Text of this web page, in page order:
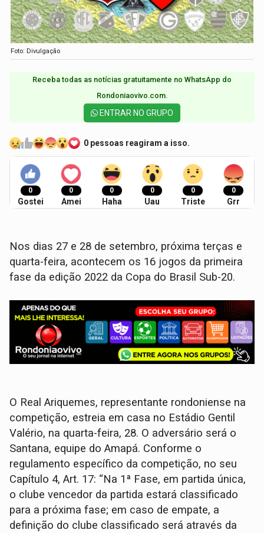
Foto: Divulgação
Receba todas as notícias gratuitamente no WhatsApp do
Rondoniaovivo.com.​
ENTRAR NO GRUPO
0 pessoas reagiram a isso.
0
Gostei
0
Amei
0
Haha
0
Uau
0
Triste
0
Grr
Nos dias 27 e 28 de setembro, próxima terças e
quarta-feira, acontecem os 16 jogos da primeira
fase da edição 2022 da Copa do Brasil Sub-20.
O Real Ariquemes, representante rondoniense na
competição, estreia em casa no Estádio Gentil
Valério, na quarta-feira, 28. O adversário será o
Santana, equipe do Amapá. Conforme o
regulamento específico da competição, no seu
Capítulo 4, Art. 17: “Na 1ª Fase, em partida única,
o clube vencedor da partida estará classificado
para a próxima fase; em caso de empate, a
definição do clube classificado será através da